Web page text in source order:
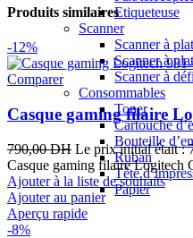
Etiqueteuse
Scanner
Scanner à
Scanner à
Scanner à
Consommables
Toner
Cartouche
Bouteille
Ruban
Tête
Papier
Produits similaires
-12%
Comparer
Casque gaming filaire
790,00DH Le prix initial était :
Casque gaming filaire Logitech
Ajouter à la liste de souhaits
Ajouter au panier
Aperçu rapide
-8%